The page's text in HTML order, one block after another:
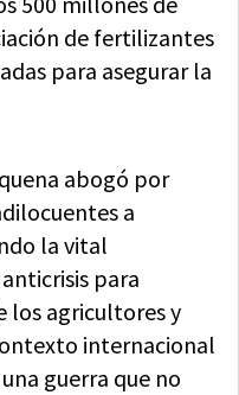
de fertilizantes
para asegurar la
abogó por
a
la vital
para
los agricultores y
internacional
guerra que no